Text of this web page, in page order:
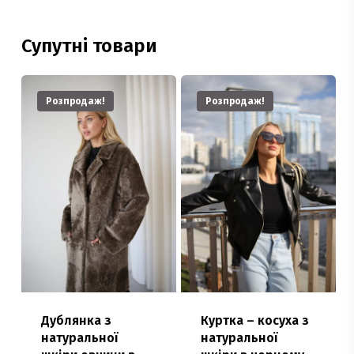
Супутні товари
Розпродаж!
Дублянка з
натуральної
Розпродаж!
Куртка – косуха з
натуральної